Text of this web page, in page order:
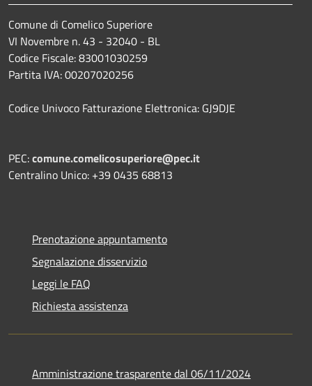
Comune di Comelico Superiore
VI Novembre n. 43 - 32040 - BL
Codice Fiscale: 83001030259
Partita IVA: 00207020256
Codice Univoco Fatturazione Elettronica: GJ9DJE
PEC:comune.comelicosuperiore@pec.it
Centralino Unico: +39 0435 68813
Prenotazione appuntamento
Segnalazione disservizio
Leggi le FAQ
Richiesta assistenza
Amministrazione trasparente dal 06/11/2024